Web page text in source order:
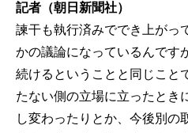
記者（朝日新聞社）
諫干も執行済みででき上がっ
かの議論になっているんです
続けるということと同じこと
たない側の立場に立ったとき
し変わったりとか、今後別の